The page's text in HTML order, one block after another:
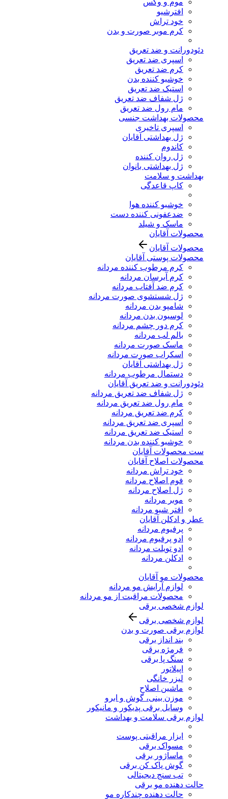
موم و وکس
افترشیو
خود تراش
کرم موبر صورت و بدن
دئودورانت و ضد تعریق
اسپری ضد تعریق
کرم ضد تعریق
خوشبو کننده بدن
استیک ضد تعریق
ژل شفاف ضد تعریق
مام رول ضد تعریق
محصولات بهداشت جنسی
اسپری تاخیری
ژل بهداشتی آقایان
کاندوم
ژل روان کننده
ژل بهداشتی بانوان
بهداشت و سلامت
کاپ قاعدگی
خوشبو کننده هوا
ضدعفونی کننده دست
ماسک و شیلد
محصولات آقایان
محصولات آقایان
محصولات پوستی آقایان
کرم مرطوب کننده مردانه
کرم آبرسان مردانه
کرم ضد آفتاب مردانه
ژل شستشوی صورت مردانه
شامپو بدن مردانه
لوسیون بدن مردانه
کرم دور چشم مردانه
بالم لب مردانه
ماسک صورت مردانه
اسکراب صورت مردانه
ژل بهداشتی آقایان
دستمال مرطوب مردانه
دئودورانت و ضد تعریق آقایان
ژل شفاف ضد تعریق مردانه
مام رول ضد تعریق مردانه
کرم ضد تعریق مردانه
اسپری ضد تعریق مردانه
استیک ضد تعریق مردانه
خوشبو کننده بدن مردانه
ست محصولات آقایان
محصولات اصلاح آقایان
خود تراش مردانه
فوم اصلاح مردانه
ژل اصلاح مردانه
موبر مردانه
افتر شیو مردانه
عطر و ادکلن آقایان
پرفیوم مردانه
ادو پرفیوم مردانه
ادو تویلت مردانه
ادکلن مردانه
محصولات مو آقایان
لوازم آرایش مو مردانه
محصولات مراقبت از مو مردانه
لوازم شخصی برقی
لوازم شخصی برقی
لوازم برقی صورت و بدن
بند انداز برقی
فرمژه برقی
سنگ پا برقی
اپیلاتور
لیزر خانگی
ماشین اصلاح
موزن بینی، گوش و ابرو
وسایل برقی پدیکور و مانیکور
لوازم برقی سلامت و بهداشت
ابزار مراقبتی پوست
مسواک برقی
ماساژور برقی
گوش پاک کن برقی
تب سنج دیجیتالی
حالت دهنده مو برقی
حالت دهنده چندکاره مو